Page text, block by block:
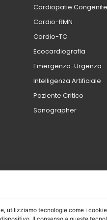
utilizziamo tecnologie come i
Cardiopatie Congenite
Cardio-RMN
Cardio-TC
Ecocardiografia
Emergenza-Urgenza
Intelligenza Artificiale
Paziente Critico
Sonographer